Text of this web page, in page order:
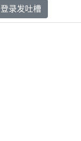
登录发吐槽